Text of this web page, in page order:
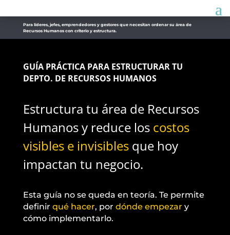
Para líderes, jefes, emprendedores y gestores que necesitan ordenar su área de
Recursos Humanos con criterio y estructura.
GUÍA PRÁCTICA PARA ESTRUCTURAR TU
DEPTO. DE RECURSOS HUMANOS
Estructura tu área de Recursos
Humanos y reduce los costos
visibles e invisiblesque hoy
impactan tu negocio.
Esta guía no se queda en teoría. Te permite
definir qué hacer, por dónde empezar y
cómo implementarlo.